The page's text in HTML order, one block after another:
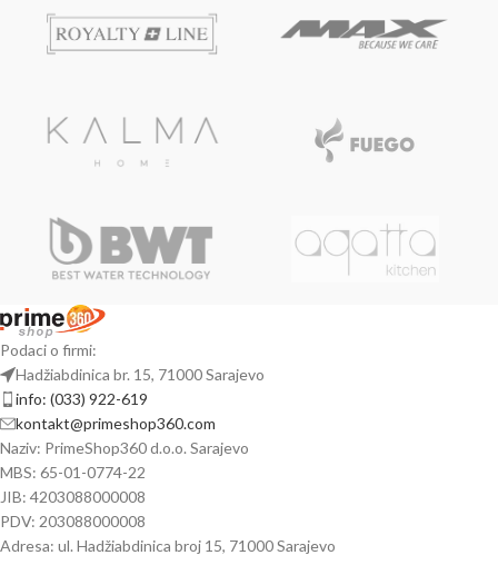
Podaci o firmi:
Hadžiabdinica br. 15, 71000 Sarajevo
info: (033) 922-619
kontakt@primeshop360.com
Naziv: PrimeShop360 d.o.o. Sarajevo
MBS: 65-01-0774-22
JIB: 4203088000008
PDV: 203088000008
Adresa: ul. Hadžiabdinica broj 15, 71000 Sarajevo